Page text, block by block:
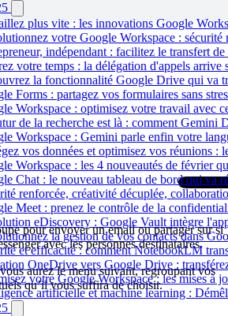
plus vite : les innovations Google
votre Google Workspace :
indépendant : facilitez le transfert
votre temps : la délégation d'appels arrive
la fonctionnalité Google Drive qui va
Forms : partagez vos formulaires sans
Workspace : optimisez votre travail avec
de la recherche est là : comment Gemini
Workspace : Gemini parle enfin votre
vos données et optimisez vos réunions :
Workspace : les 4 nouveautés de février
Chat : le nouveau tableau de bord qui va
renforcée, créativité décuplée,
Meet : prenez le contrôle de la
eDiscovery : Google Vault intègre
la gestion de vos contacts dans
et efficacité : comment NotebookLM
OneDrive vers Google Drive :
votre Google Workspace : les mises à
artificielle et machine learning :
pour envoyer un email ou partager sur si
avec les personnes destinataires.
aurez le menu suivant, regroupant vos
qu’il vous suffira de choisir.